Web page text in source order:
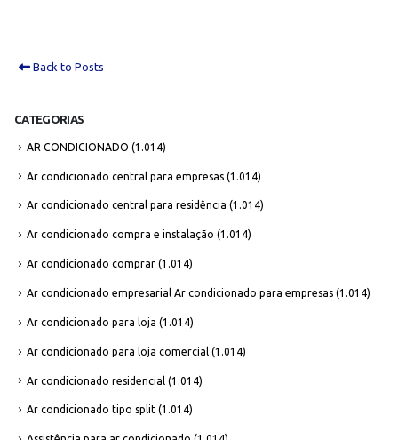
Back to Posts
CATEGORIAS
AR CONDICIONADO (1.014)
Ar condicionado central para empresas (1.014)
Ar condicionado central para residência (1.014)
Ar condicionado compra e instalação (1.014)
Ar condicionado comprar (1.014)
Ar condicionado empresarial Ar condicionado para empresas (1.014)
Ar condicionado para loja (1.014)
Ar condicionado para loja comercial (1.014)
Ar condicionado residencial (1.014)
Ar condicionado tipo split (1.014)